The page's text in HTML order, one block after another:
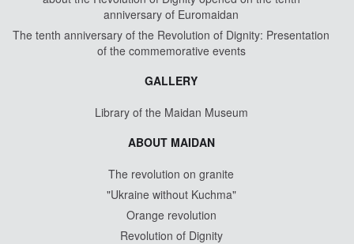
anniversary of Euromaidan
The tenth anniversary of the Revolution of Dignity: Presentation
of the commemorative events
GALLERY
Library of the Maidan Museum
ABOUT MAIDAN
The revolution on granite
"Ukraine without Kuchma"
Orange revolution
Revolution of Dignity